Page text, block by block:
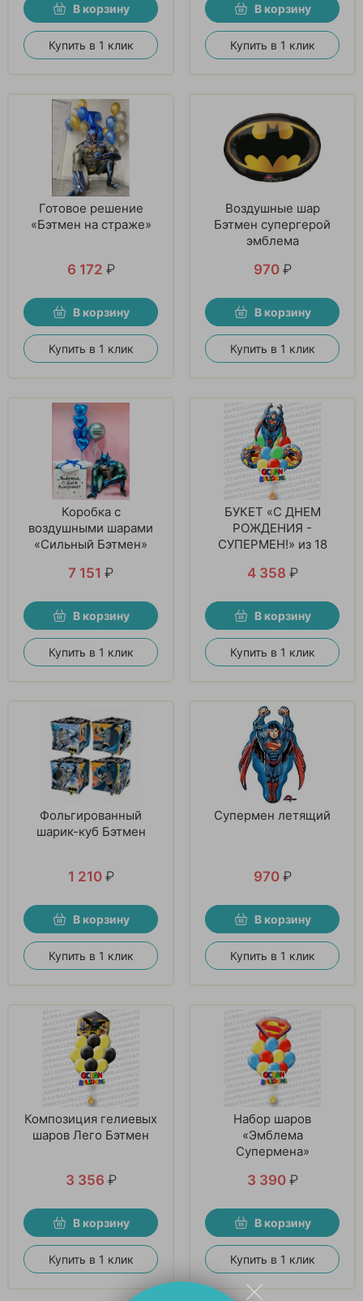
В корзину
Купить в 1 клик
В корзину
Купить в 1 клик
Готовое решение
«Бэтмен на страже»
6 172 ₽
В корзину
Купить в 1 клик
Воздушные шар
Бэтмен супергерой
эмблема
970 ₽
В корзину
Купить в 1 клик
Коробка с
воздушными шарами
«Сильный Бэтмен»
7 151 ₽
В корзину
Купить в 1 клик
БУКЕТ «С ДНЕМ
РОЖДЕНИЯ -
СУПЕРМЕН!» из 18
4 358 ₽
В корзину
Купить в 1 клик
Фольгированный
шарик-куб Бэтмен
1 210 ₽
В корзину
Купить в 1 клик
Супермен летящий
970 ₽
В корзину
Купить в 1 клик
Композиция гелиевых
шаров Лего Бэтмен
3 356 ₽
В корзину
Купить в 1 клик
Набор шаров
«Эмблема
Супермена»
3 390 ₽
В корзину
Купить в 1 клик